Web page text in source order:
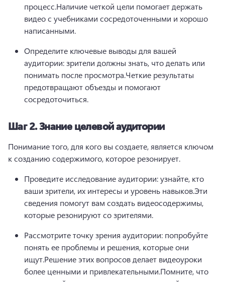
процесс.Наличие четкой цели помогает держать
видео с учебниками сосредоточенными и хорошо
написанными.
Определите ключевые выводы для вашей
аудитории: зрители должны знать, что делать или
понимать после просмотра.Четкие результаты
предотвращают объезды и помогают
сосредоточиться.
Шаг 2.Знание целевой аудитории
Понимание того, для кого вы создаете, является ключом
к созданию содержимого, которое резонирует.
Проведите исследование аудитории: узнайте, кто
ваши зрители, их интересы и уровень навыков.Эти
сведения помогут вам создать видеосодержимы,
которые резонируют со зрителями.
Рассмотрите точку зрения аудитории: попробуйте
понять ее проблемы и решения, которые они
ищут.Решение этих вопросов делает видеоуроки
более ценными и привлекательными.Помните, что